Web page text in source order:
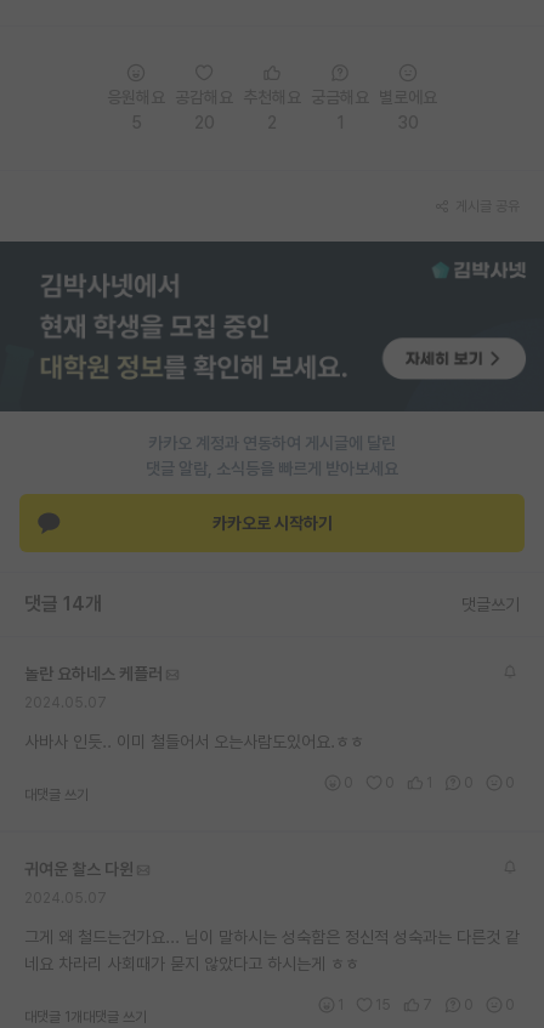
반도체/AI 게시판
학술 정보 게시판
홍보 게시판
커리어
유학교육
재팬라운지 🌸
카카오 계정과 연동하여 게시글에 달린
댓글 알람, 소식등을 빠르게 받아보세요
카카오로 시작하기
댓글 14개 댓글쓰기
놀란 요하네스 케플러
사바사 인듯.. 이미 철들어서 오는사람도있어요.ㅎㅎ
대댓글 쓰기
귀여운 찰스 다윈
그게 왜 철드는건가요... 님이 말하시는 성숙함은 정신적 성숙과는 다른것 같
네요 차라리 사회때가 묻지 않았다고 하시는게 ㅎㅎ
대댓글 1개 대댓글 쓰기